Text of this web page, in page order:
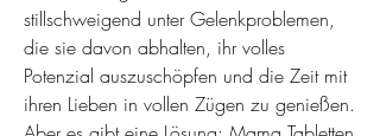
stillschweigend unter Gelenkproblemen,
die sie davon abhalten, ihr volles
Potenzial auszuschöpfen und die Zeit mit
ihren Lieben in vollen Zügen zu genießen.